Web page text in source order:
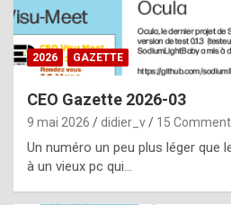
a
s
i
e
f
2026 GAZETTE
CEO Gazette 2026-03
9 mai 2026 didier_v 15
Un numéro un peu plus léger que
à un vieux pc qui…